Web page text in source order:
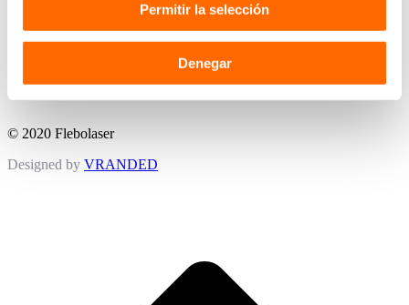
Permitir la selección
Denegar
© 2020 Flebolaser
Designed by VRANDED